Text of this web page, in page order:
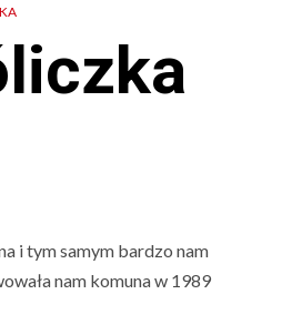
i tym samym bardzo nam
nam komuna w 1989